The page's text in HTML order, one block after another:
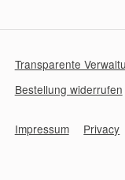
Transparente
Bestellung widerrufen
Impressum Privacy